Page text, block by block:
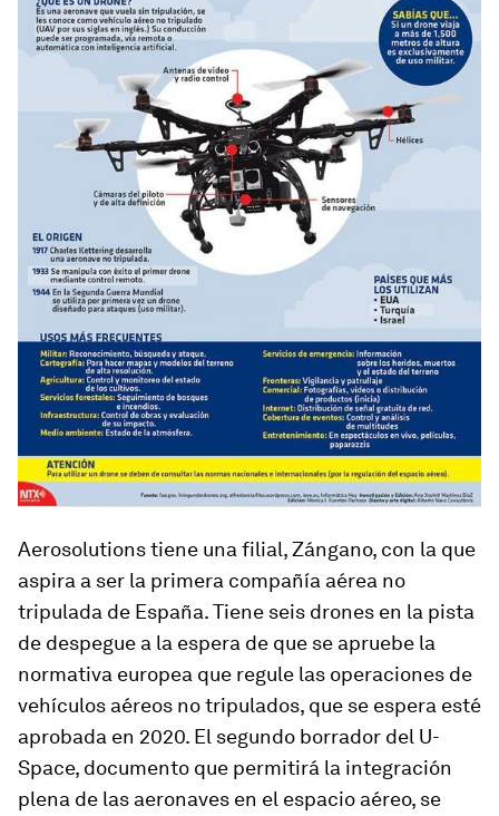
Aerosolutions tiene una filial, Zángano, con la que
aspira a ser la primera compañía aérea no
tripulada de España. Tiene seis drones en la pista
de despegue a la espera de que se apruebe la
normativa europea que regule las operaciones de
vehículos aéreos no tripulados, que se espera esté
aprobada en 2020. El segundo borrador del U-
Space, documento que permitirá la integración
plena de las aeronaves en el espacio aéreo, se